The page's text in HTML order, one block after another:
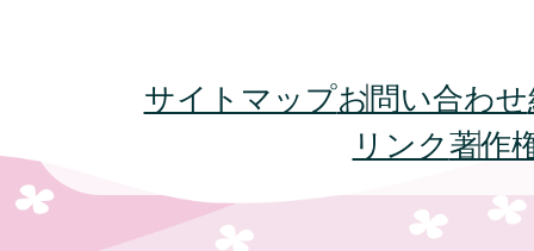
サイトマップお問い合わせ
リンク著作